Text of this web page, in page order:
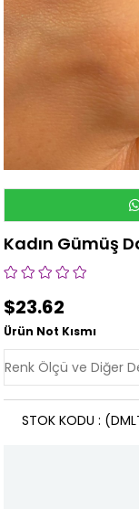
Kadın Gümüş
$23.62
Ürün Not Kısmı
STOK KODU